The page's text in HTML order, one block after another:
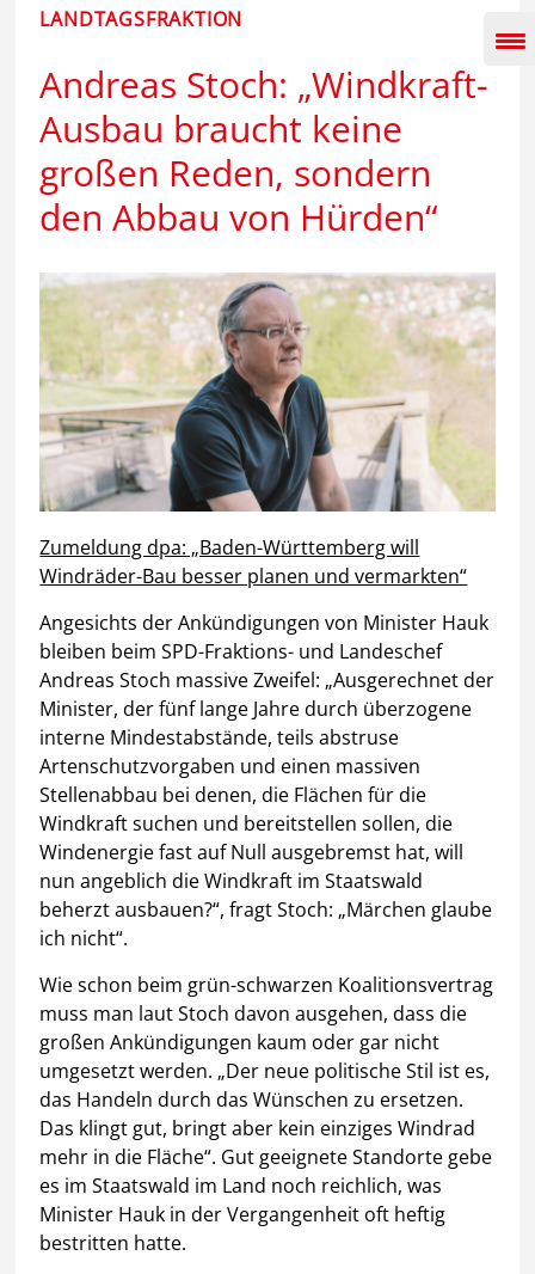
Inhalt
springen
LANDTAGSFRAKTION
Andreas Stoch: „Windkraft-
Ausbau braucht keine
großen Reden, sondern
den Abbau von Hürden“
Zumeldung dpa: „Baden-Württemberg will
Windräder-Bau besser planen und vermarkten“
Angesichts der Ankündigungen von Minister Hauk
bleiben beim SPD-Fraktions- und Landeschef
Andreas Stoch massive Zweifel: „Ausgerechnet der
Minister, der fünf lange Jahre durch überzogene
interne Mindestabstände, teils abstruse
Artenschutzvorgaben und einen massiven
Stellenabbau bei denen, die Flächen für die
Windkraft suchen und bereitstellen sollen, die
Windenergie fast auf Null ausgebremst hat, will
nun angeblich die Windkraft im Staatswald
beherzt ausbauen?“, fragt Stoch: „Märchen glaube
ich nicht“.
Wie schon beim grün-schwarzen Koalitionsvertrag
muss man laut Stoch davon ausgehen, dass die
großen Ankündigungen kaum oder gar nicht
umgesetzt werden. „Der neue politische Stil ist es,
das Handeln durch das Wünschen zu ersetzen.
Das klingt gut, bringt aber kein einziges Windrad
mehr in die Fläche“. Gut geeignete Standorte gebe
es im Staatswald im Land noch reichlich, was
Minister Hauk in der Vergangenheit oft heftig
bestritten hatte.